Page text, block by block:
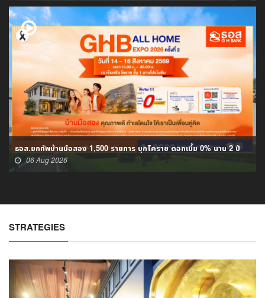
ธอส.ยกทัพบ้านมือสอง 1,500 รายการ บุกโคราช ดอกเบี้ย 0% นาน 2 ปี
06 Aug 2026
STRATEGIES